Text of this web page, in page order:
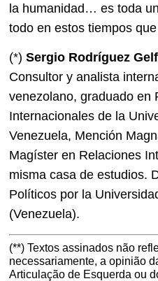
la humanidad… es toda
todo en estos tiempos
(*) Sergio Rodríguez
Consultor y analista
venezolano, graduado en
Internacionales de la
Venezuela, Mención
Magíster en Relaciones
misma casa de estudios.
Políticos por la
(Venezuela).
(**) Textos assinados não
necessariamente, a opinião
Articulação de Esquerda ou